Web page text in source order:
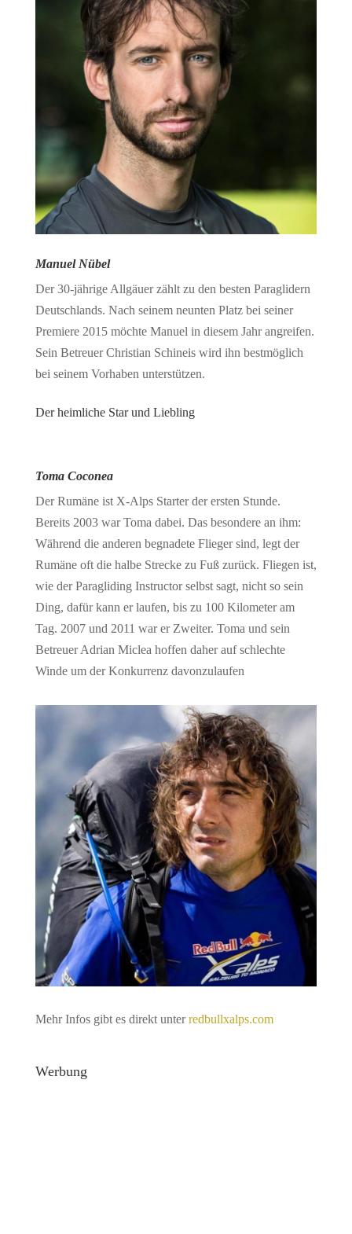
Manuel Nübel
Der 30-jährige Allgäuer zählt zu den besten Paraglidern
Deutschlands. Nach seinem neunten Platz bei seiner
Premiere 2015 möchte Manuel in diesem Jahr angreifen.
Sein Betreuer Christian Schineis wird ihn bestmöglich
bei seinem Vorhaben unterstützen.
Der heimliche Star und Liebling
Toma Coconea
Der Rumäne ist X-Alps Starter der ersten Stunde.
Bereits 2003 war Toma dabei. Das besondere an ihm:
Während die anderen begnadete Flieger sind, legt der
Rumäne oft die halbe Strecke zu Fuß zurück. Fliegen ist,
wie der Paragliding Instructor selbst sagt, nicht so sein
Ding, dafür kann er laufen, bis zu 100 Kilometer am
Tag. 2007 und 2011 war er Zweiter. Toma und sein
Betreuer Adrian Miclea hoffen daher auf schlechte
Winde um der Konkurrenz davonzulaufen
Mehr Infos gibt es direkt unterredbullxalps.com
Werbung